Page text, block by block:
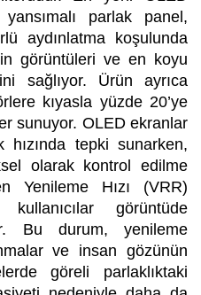
parlak panel,
aydınlatma koşulunda
görüntüleri ve en koyu
sağlıyor. Ürün ayrıca
kıyasla yüzde 20’ye
sunuyor. OLED ekranlar
hızında tepki sunarken,
olarak kontrol edilme
Yenileme Hızı (VRR)
görüntüde
Bu durum, yenileme
ve insan gözünün
göreli parlaklıktaki